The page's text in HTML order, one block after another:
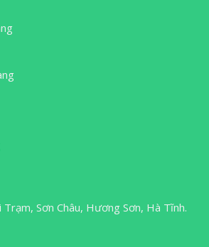
Sơn Châu, Hương Sơn, Hà Tĩnh.